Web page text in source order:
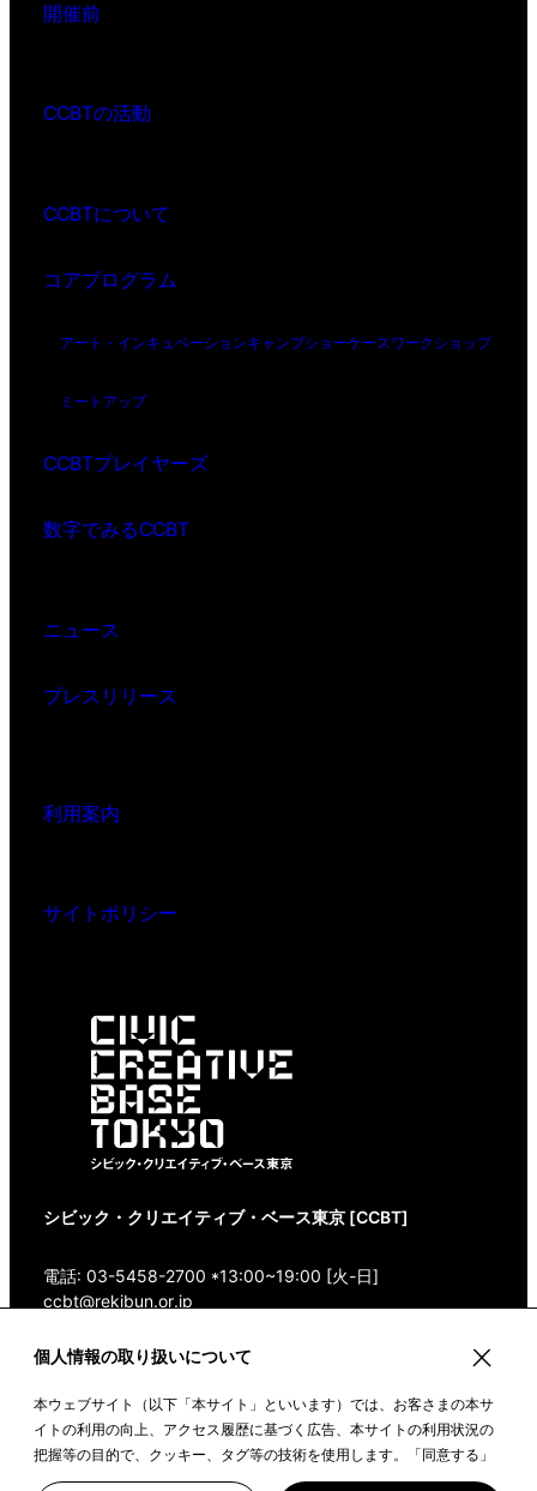
個人情報の取り扱いについて
本ウェブサイト（以下「本サイト」といいます）では、お客さまの本サ
イトの利用の向上、アクセス履歴に基づく広告、本サイトの利用状況の
把握等の目的で、クッキー、タグ等の技術を使用します。「同意する」
ボタンや本サイトをクリックすることで、上記の目的のためにクッキー
開催前
CCBTの活動
CCBTについて
コアプログラム
アート・インキュベーションキャンプショーケースワークショップ
ミートアップ
CCBTプレイヤーズ
数字でみるCCBT
ニュース
プレスリリース
利用案内
サイトポリシー
シビック・クリエイティブ・ベース東京 [CCBT]
電話: 03-5458-2700 *13:00~19:00 [火-日]
ccbt@rekibun.or.jp
〒150-0001 東京都渋谷区神宮前1-14-4 1/1(ONE)
Google Maps